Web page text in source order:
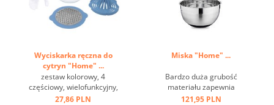
Wyciskarka ręczna do
cytryn "Home" ...
zestaw kolorowy, 4
częściowy, wielofunkcyjny,
w pudełku ...
27,86 PLN
Miska "Home" ...
Bardzo duża grubość
materiału zapewnia
optymalną stabilność i
121,95 PLN